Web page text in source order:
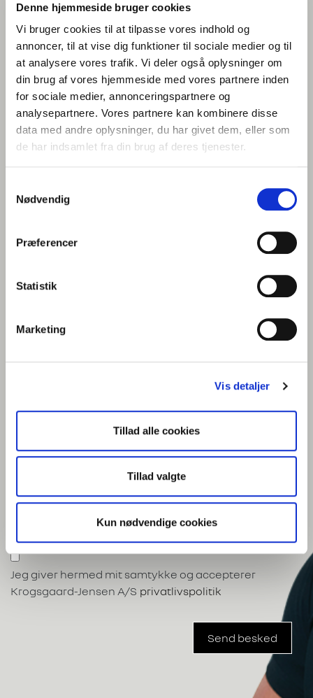
Denne hjemmeside bruger cookies
Vi bruger cookies til at tilpasse vores indhold og
annoncer, til at vise dig funktioner til sociale medier og til
at analysere vores trafik. Vi deler også oplysninger om
din brug af vores hjemmeside med vores partnere inden
for sociale medier, annonceringspartnere og
analysepartnere. Vores partnere kan kombinere disse
data med andre oplysninger, du har givet dem, eller som
de har indsamlet fra din brug af deres tjenester.
Nødvendig
Præferencer
Statistik
Marketing
Vis detaljer
Tillad alle cookies
Tillad valgte
Kun nødvendige cookies
Hos Krogsgaard står vi altid klar til at hjælpe dig med
at finde den bedste løsning til din bil. Du er altid
velkommen til at kontakte os for at høre mere eller for
at få et uforpligtende tilbud.
Navn*
Telefon nr. *
Hvad drejer henvendelsen sig om?
Tilbehør
Jeg giver hermed mit samtykke og accepterer
Krogsgaard-Jensen A/S privatlivspolitik